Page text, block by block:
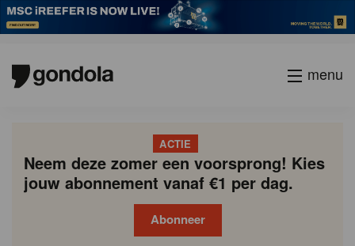
menu
ACTIE
Neem deze zomer een voorsprong! Kies
jouw abonnement vanaf €1 per dag.
Abonneer